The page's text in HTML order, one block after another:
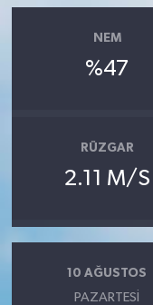
NEM
%47
RÜZGAR
2.11 M/S
10 AĞUSTOS
PAZARTESI